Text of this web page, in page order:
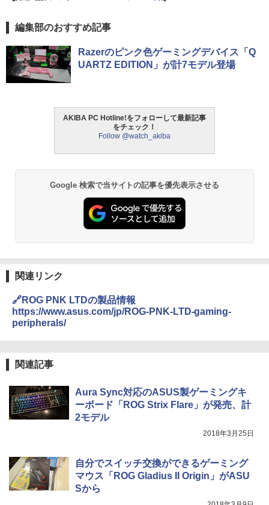
編集部のおすすめ記事
Razerのピンク色ゲーミングデバイス「Q
UARTZ EDITION」が計7モデル登場
AKIBA PC Hotline!をフォローして最新記事
をチェック！
Follow @watch_akiba
Google 検索で当サイトの記事を優先表示させる
関連リンク
🔗ROG PNK LTDの製品情報
https://www.asus.com/jp/ROG-PNK-LTD-gaming-
peripherals/
関連記事
Aura Sync対応のASUS製ゲーミングキ
ーボード「ROG Strix Flare」が発売、計
2モデル
2018年3月25日
自分でスイッチ交換ができるゲーミング
マウス「ROG Gladius II Origin」がASU
Sから